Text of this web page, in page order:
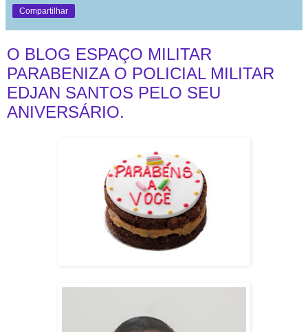
Compartilhar
O BLOG ESPAÇO MILITAR
PARABENIZA O POLICIAL MILITAR
EDJAN SANTOS PELO SEU
ANIVERSÁRIO.